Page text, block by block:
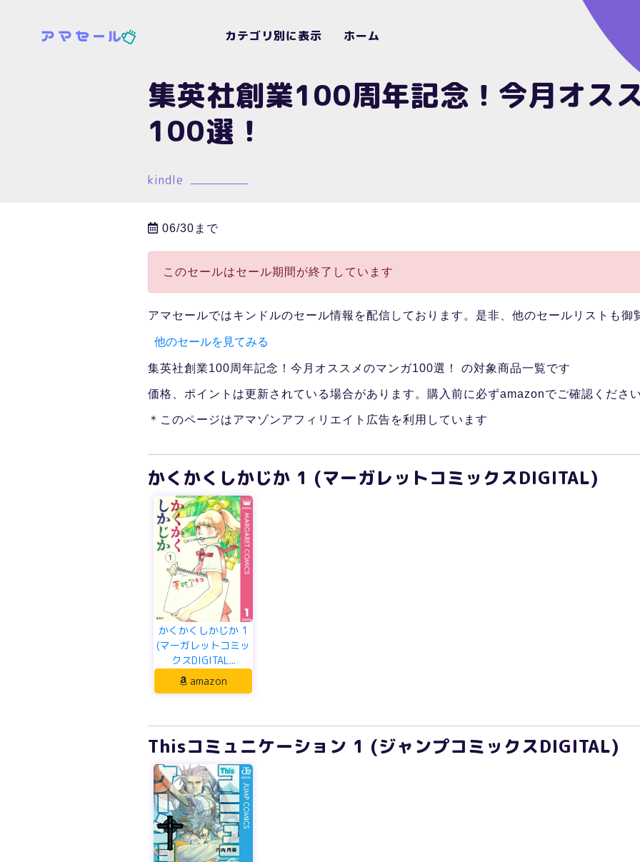
カテゴリ別に表示 ホーム
集英社創業100周年記念！今月オス
100選！
kindle
06/30まで
このセールはセール期間が終了しています
アマセールではキンドルのセール情報を配信しております。是非、他のセールリストも御
他のセールを見てみる
集英社創業100周年記念！今月オススメのマンガ100選！ の対象商品一覧です
価格、ポイントは更新されている場合があります。購入前に必ずamazonでご確認くださ
＊このページはアマゾンアフィリエイト広告を利用しています
かくかくしかじか 1 (マーガレットコミックスDIGITAL)
かくかくしかじか 1
(マーガレットコミッ
クスDIGITAL...
amazon
Thisコミュニケーション 1 (ジャンプコミックスDIGITAL)